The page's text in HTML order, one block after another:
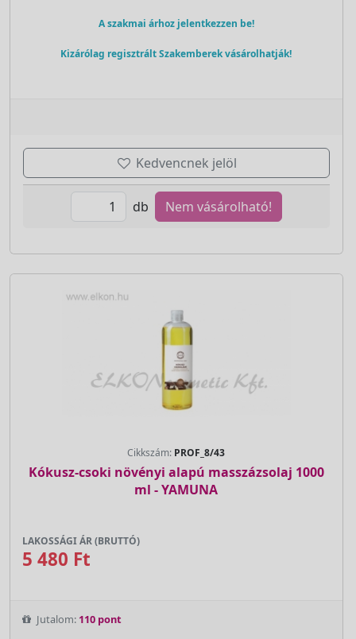
A szakmai árhoz jelentkezzen be!
Kizárólag regisztrált Szakemberek vásárolhatják!
Kedvencnek jelöl
db Nem vásárolható!
Cikkszám: PROF_8/43
Kókusz-csoki növényi alapú masszázsolaj 1000
ml - YAMUNA
LAKOSSÁGI ÁR (BRUTTÓ)
5 480 Ft
Jutalom: 110 pont